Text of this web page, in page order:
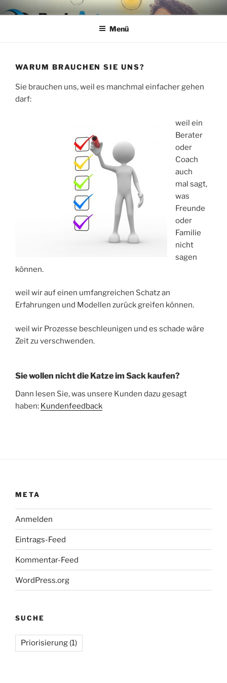
Zum
InhaltDENKART MIT-WIRKUNG
Training – Coaching – Hypnose – Aufstellungen nach SySt
Menü
WARUM BRAUCHEN SIE UNS?
Sie brauchen uns, weil es manchmal einfacher gehen
darf:
weil ein
Berater
oder
Coach
auch
mal sagt,
was
Freunde
oder
Familie
nicht
sagen
können.
weil wir auf einen umfangreichen Schatz an
Erfahrungen und Modellen zurück greifen können.
weil wir Prozesse beschleunigen und es schade wäre
Zeit zu verschwenden.
Sie wollen nicht die Katze im Sack kaufen?
Dann lesen Sie, was unsere Kunden dazu gesagt
haben: Kundenfeedback
META
Anmelden
Eintrags-Feed
Kommentar-Feed
WordPress.org
SUCHE
Priorisierung (1)